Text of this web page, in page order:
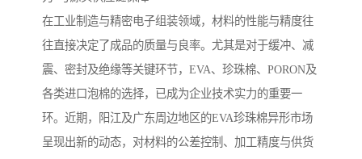
在工业制造与精密电子组装领域，材料的性能与精度往
往直接决定了成品的质量与良率。尤其是对于缓冲、减
震、密封及绝缘等关键环节，EVA、珍珠棉、PORON及
各类进口泡棉的选择，已成为企业技术实力的重要一
环。近期，阳江及广东周边地区的EVA珍珠棉异形市场
呈现出新的动态，对材料的公差控制、加工精度与供货